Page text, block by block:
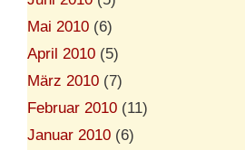
Mai 2010 (6)
April 2010 (5)
März 2010 (7)
Februar 2010 (11)
Januar 2010 (6)